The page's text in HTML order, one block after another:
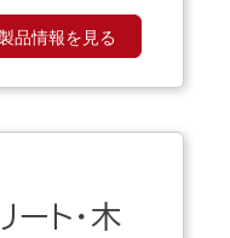
品情報を見る
ート・木